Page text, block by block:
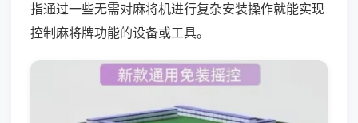
指通过一些无需对麻将机进行复杂安装操作就能实现
控制麻将牌功能的设备或工具。